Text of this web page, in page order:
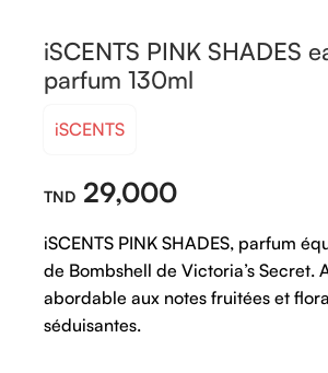
iSCENTS PINK SHADES
parfum 130ml
iSCENTS
29,000
iSCENTS PINK SHADES, parfum
de Bombshell de Victoria’s Secret.
abordable aux notes fruitées et
séduisantes.